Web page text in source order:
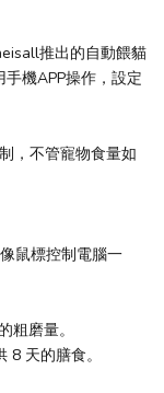
推出的自動餵貓
機APP操作，設定
，不管寵物食量如
鼠標控制電腦一
粗磨量。
8 天的膳食。